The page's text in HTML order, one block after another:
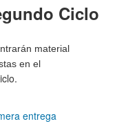
Ciclo
material
en el
entrega